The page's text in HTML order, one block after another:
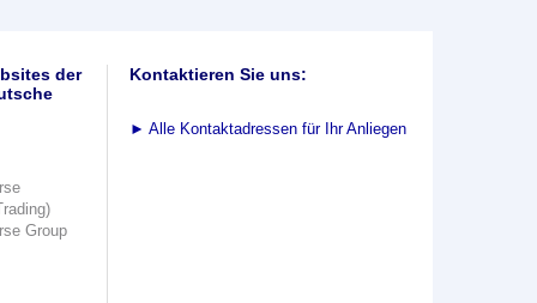
der
Group
Kontaktieren Sie uns:
► Alle Kontaktadressen für Ihr Anliegen